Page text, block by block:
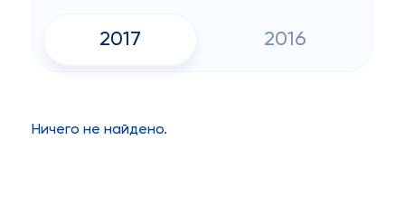
2017 2016
Ничего не найдено.